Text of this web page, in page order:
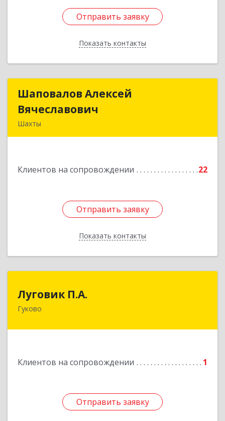
Отправить заявку
Показать контакты
Отправить заявку
Назад
Шаповалов Алексей
Вячеславович
Шахты
Клиентов на сопровождении 22
Отправить заявку
Показать контакты
Шаповалов Алексей
Отправить заявку
Назад
Луговик П.А.
Гуково
Клиентов на сопровождении 1
Отправить заявку
Отправить заявку